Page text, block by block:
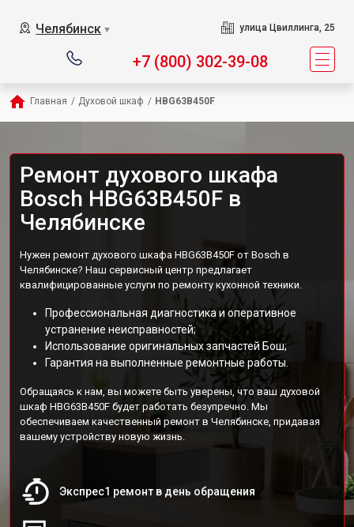
Челябинск ▼ улица Цвиллинга, 25
+7 (800) 302-39-08
Главная / Духовой шкаф / HBG63B450F
Ремонт духового шкафа
Bosch HBG63B450F в
Челябинске
Нужен ремонт духового шкафа HBG63B450F от Bosch в
Челябинске? Наш сервисный центр предлагает
квалифицированные услуги по ремонту кухонной техники.
Профессиональная диагностика и оперативное
устранение неисправностей;
Использование оригинальных запчастей Бош;
Гарантия на выполненные ремонтные работы.
Обращаясь к нам, вы можете быть уверены, что ваш духовой
шкаф HBG63B450F будет работать безупречно. Мы
обеспечиваем качественный ремонт в Челябинске, придавая
вашему устройству новую жизнь.
Экспрес1 ремонт в день обращения